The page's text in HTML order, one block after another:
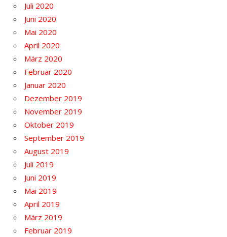
Juli 2020
Juni 2020
Mai 2020
April 2020
März 2020
Februar 2020
Januar 2020
Dezember 2019
November 2019
Oktober 2019
September 2019
August 2019
Juli 2019
Juni 2019
Mai 2019
April 2019
März 2019
Februar 2019